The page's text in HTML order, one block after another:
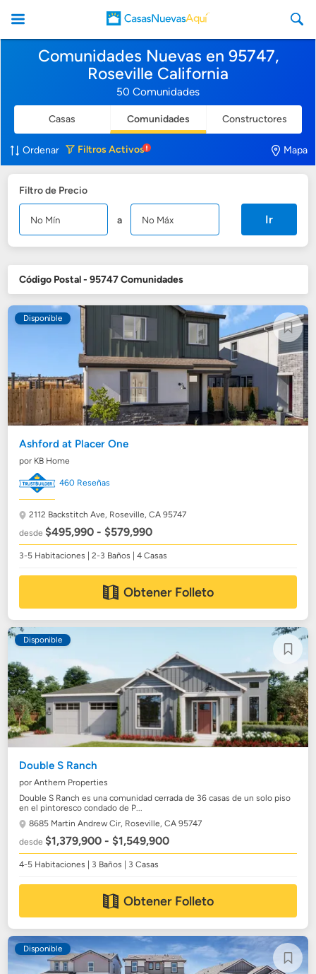
CasasNuevasAqui
Comunidades Nuevas en 95747,
Roseville California
50 Comunidades
Casas Comunidades Constructores
Ordenar Filtros Activos Mapa
Filtro de Precio
a Ir
Código Postal - 95747 Comunidades
Disponible
Ashford at Placer One
por KB Home
460 Reseñas
2112 Backstitch Ave, Roseville, CA 95747
desde$495,990 - $579,990
3-5 Habitaciones | 2-3 Baños | 4 Casas
Obtener Folleto
Disponible
Double S Ranch
por Anthem Properties
Double S Ranch es una comunidad cerrada de 36 casas de un solo piso
en el pintoresco condado de P...
8685 Martin Andrew Cir, Roseville, CA 95747
desde$1,379,900 - $1,549,900
4-5 Habitaciones | 3 Baños | 3 Casas
Obtener Folleto
Disponible